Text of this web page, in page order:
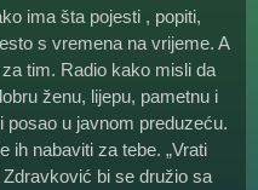
ima šta pojesti , popiti,
s vremena na vrijeme. A
tim. Radio kako misli da
ženu, lijepu, pametnu i
posao u javnom preduzeću.
ih nabaviti za tebe. „Vrati
bi se družio sa